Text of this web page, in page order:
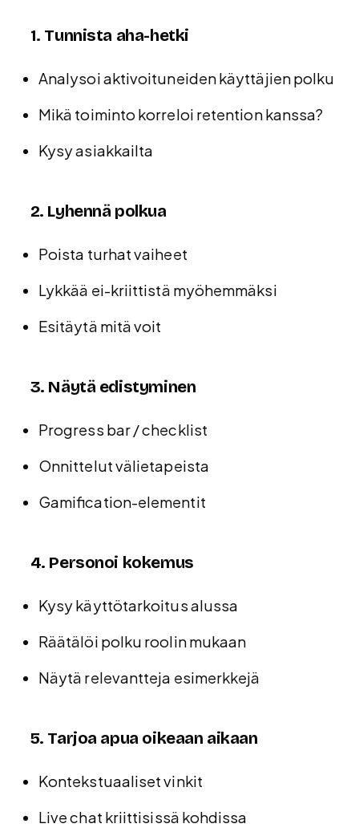
1. Tunnista aha-hetki
Analysoi aktivoituneiden käyttäjien polku
Mikä toiminto korreloi retention kanssa?
Kysy asiakkailta
2. Lyhennä polkua
Poista turhat vaiheet
Lykkää ei-kriittistä myöhemmäksi
Esitäytä mitä voit
3. Näytä edistyminen
Progress bar / checklist
Onnittelut välietapeista
Gamification-elementit
4. Personoi kokemus
Kysy käyttötarkoitus alussa
Räätälöi polku roolin mukaan
Näytä relevantteja esimerkkejä
5. Tarjoa apua oikeaan aikaan
Kontekstuaaliset vinkit
Live chat kriittisissä kohdissa